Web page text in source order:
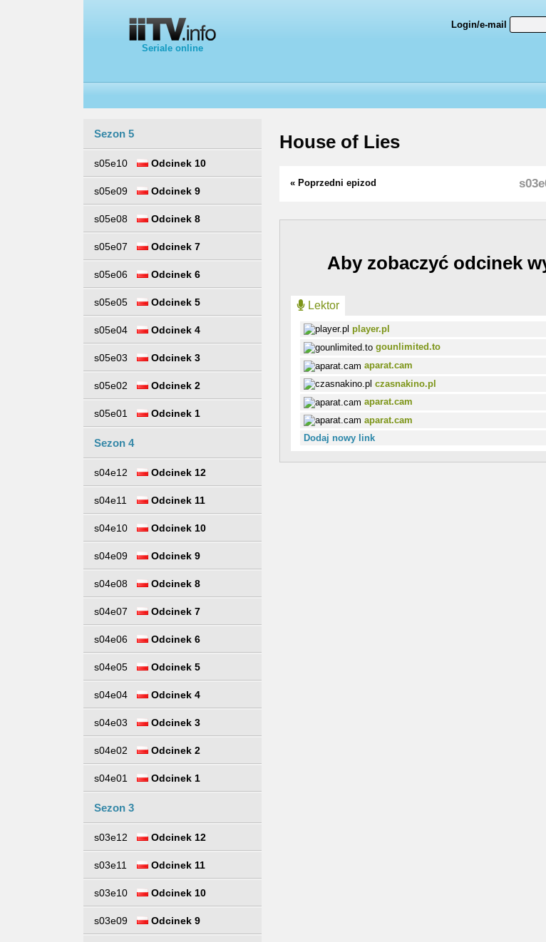
Seriale online
Login/e-mail
Sezon 5
s05e10 Odcinek 10
s05e09 Odcinek 9
s05e08 Odcinek 8
s05e07 Odcinek 7
s05e06 Odcinek 6
s05e05 Odcinek 5
s05e04 Odcinek 4
s05e03 Odcinek 3
s05e02 Odcinek 2
s05e01 Odcinek 1
Sezon 4
s04e12 Odcinek 12
s04e11 Odcinek 11
s04e10 Odcinek 10
s04e09 Odcinek 9
s04e08 Odcinek 8
s04e07 Odcinek 7
s04e06 Odcinek 6
s04e05 Odcinek 5
s04e04 Odcinek 4
s04e03 Odcinek 3
s04e02 Odcinek 2
s04e01 Odcinek 1
Sezon 3
s03e12 Odcinek 12
s03e11 Odcinek 11
s03e10 Odcinek 10
s03e09 Odcinek 9
House of Lies
« Poprzedni epizod
Aby zobaczyć odcinek
Lektor
player.pl
gounlimited.to
aparat.cam
czasnakino.pl
aparat.cam
aparat.cam
Dodaj nowy link